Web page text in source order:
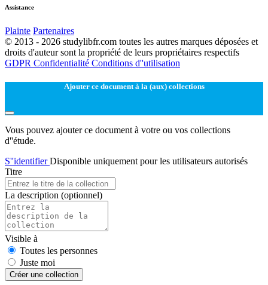
Assistance
Plainte Partenaires
© 2013 - 2026 studylibfr.com toutes les autres marques déposées et
droits d'auteur sont la propriété de leurs propriétaires respectifs
GDPR Confidentialité Conditions d''utilisation
Ajouter ce document à la (aux) collections
Vous pouvez ajouter ce document à votre ou vos collections
d''étude.
S''identifierDisponible uniquement pour les utilisateurs autorisés
Titre
La description (optionnel)
Visible à
Toutes les personnes
Juste moi
Créer une collection